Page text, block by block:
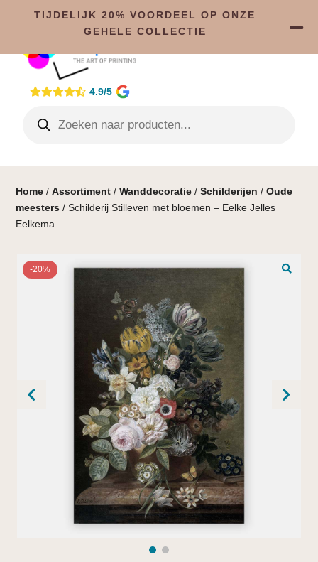
4.9/5
Home /Assortiment /Wanddecoratie /Schilderijen /Oude
meesters / Schilderij Stilleven met bloemen – Eelke Jelles
Eelkema
-20%
TIJDELIJK 20% VOORDEEL OP ONZE
GEHELE COLLECTIE